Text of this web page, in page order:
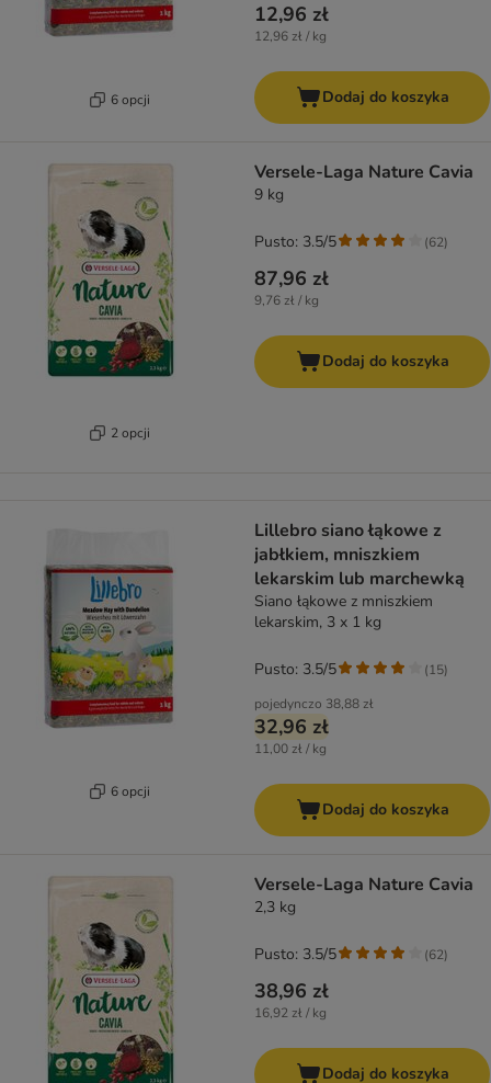
6 opcji
12,96 zł
12,96 zł / kg
Dodaj do koszyka
2 opcji
Versele-Laga Nature Cavia
9 kg
87,96 zł
9,76 zł / kg
Pusto: 3.5/5 (62)
Dodaj do koszyka
6 opcji
Lillebro siano łąkowe z
jabłkiem, mniszkiem
lekarskim lub marchewką
Siano łąkowe z mniszkiem
lekarskim, 3 x 1 kg
pojedynczo 38,88 zł
32,96 zł
11,00 zł / kg
Pusto: 3.5/5 (15)
Dodaj do koszyka
Versele-Laga Nature Cavia
2,3 kg
38,96 zł
16,92 zł / kg
Pusto: 3.5/5 (62)
Dodaj do koszyka